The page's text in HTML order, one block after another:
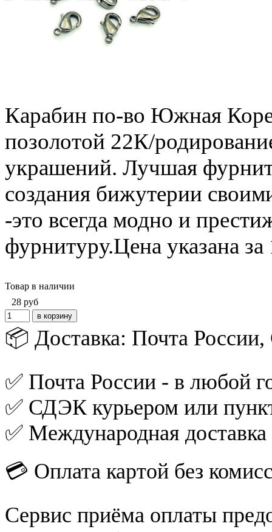
Карабин по-во Южная
позолотой 22К/
украшений. Лучшая
создания бижутерии
-это всегда модно и
фурнитуру.Цена указана
Товар в наличии
28 руб
📦 Доставка: Почта
✅ Почта России - в любой
✅ СДЭК курьером или
✅ Международная
💳 Оплата картой без
Сервис приёма оплаты